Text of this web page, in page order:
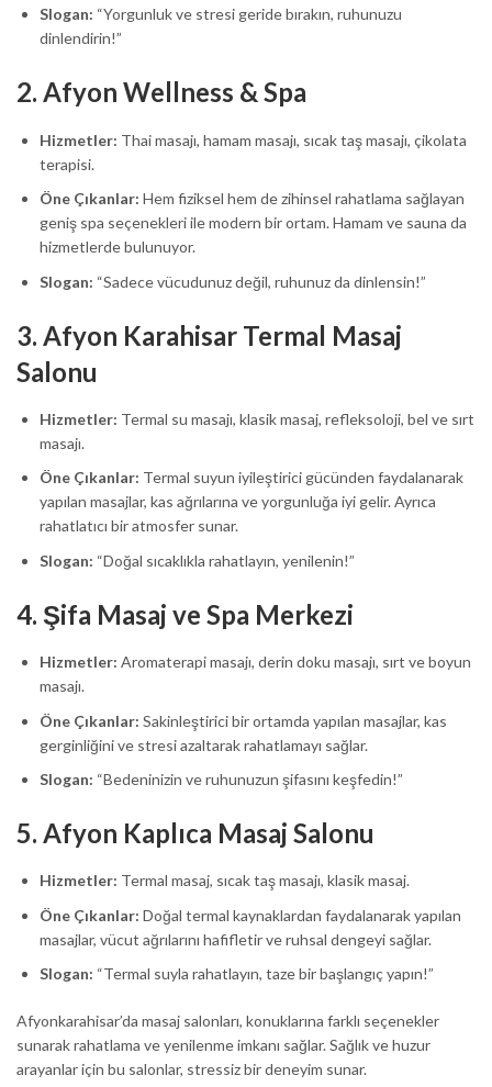
Slogan: “Yorgunluk ve stresi geride bırakın, ruhunuzu
dinlendirin!”
2. Afyon Wellness & Spa
Hizmetler: Thai masajı, hamam masajı, sıcak taş masajı, çikolata
terapisi.
Öne Çıkanlar: Hem fiziksel hem de zihinsel rahatlama sağlayan
geniş spa seçenekleri ile modern bir ortam. Hamam ve sauna da
hizmetlerde bulunuyor.
Slogan: “Sadece vücudunuz değil, ruhunuz da dinlensin!”
3. Afyon Karahisar Termal Masaj
Salonu
Hizmetler: Termal su masajı, klasik masaj, refleksoloji, bel ve sırt
masajı.
Öne Çıkanlar: Termal suyun iyileştirici gücünden faydalanarak
yapılan masajlar, kas ağrılarına ve yorgunluğa iyi gelir. Ayrıca
rahatlatıcı bir atmosfer sunar.
Slogan: “Doğal sıcaklıkla rahatlayın, yenilenin!”
4. Şifa Masaj ve Spa Merkezi
Hizmetler: Aromaterapi masajı, derin doku masajı, sırt ve boyun
masajı.
Öne Çıkanlar: Sakinleştirici bir ortamda yapılan masajlar, kas
gerginliğini ve stresi azaltarak rahatlamayı sağlar.
Slogan: “Bedeninizin ve ruhunuzun şifasını keşfedin!”
5. Afyon Kaplıca Masaj Salonu
Hizmetler: Termal masaj, sıcak taş masajı, klasik masaj.
Öne Çıkanlar: Doğal termal kaynaklardan faydalanarak yapılan
masajlar, vücut ağrılarını hafifletir ve ruhsal dengeyi sağlar.
Slogan: “Termal suyla rahatlayın, taze bir başlangıç yapın!”
Afyonkarahisar’da masaj salonları, konuklarına farklı seçenekler
sunarak rahatlama ve yenilenme imkanı sağlar. Sağlık ve huzur
arayanlar için bu salonlar, stressiz bir deneyim sunar.